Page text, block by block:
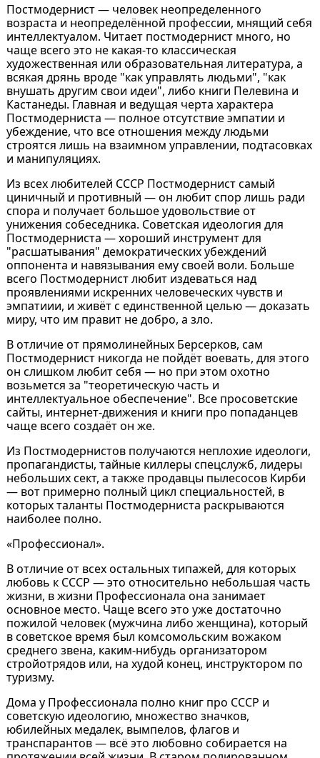
Постмодернист — человек неопределенного
возраста и неопределённой профессии, мнящий себя
интеллектуалом. Читает постмодернист много, но
чаще всего это не какая-то классическая
художественная или образовательная литература, а
всякая дрянь вроде "как управлять людьми", "как
внушать другим свои идеи", либо книги Пелевина и
Кастанеды. Главная и ведущая черта характера
Постмодерниста — полное отсутствие эмпатии и
убеждение, что все отношения между людьми
строятся лишь на взаимном управлении, подтасовках
и манипуляциях.
Из всех любителей СССР Постмодернист самый
циничный и противный — он любит спор лишь ради
спора и получает большое удовольствие от
унижения собеседника. Советская идеология для
Постмодерниста — хороший инструмент для
"расшатывания" демократических убеждений
оппонента и навязывания ему своей воли. Больше
всего Постмодернист любит издеваться над
проявлениями искренних человеческих чувств и
эмпатиии, и живёт с единственной целью — доказать
миру, что им правит не добро, а зло.
В отличие от прямолинейных Берсерков, сам
Постмодернист никогда не пойдёт воевать, для этого
он слишком любит себя — но при этом охотно
возьмется за "теоретическую часть и
интеллектуальное обеспечение". Все просоветские
сайты, интернет-движения и книги про попаданцев
чаще всего создаёт он же.
Из Постмодернистов получаются неплохие идеологи,
пропагандисты, тайные киллеры спецслужб, лидеры
небольших сект, а также продавцы пылесосов Кирби
— вот примерно полный цикл специальностей, в
которых таланты Постмодерниста раскрываются
наиболее полно.
«Профессионал».
В отличие от всех остальных типажей, для которых
любовь к СССР — это относительно небольшая часть
жизни, в жизни Профессионала она занимает
основное место. Чаще всего это уже достаточно
пожилой человек (мужчина либо женщина), который
в советское время был комсомольским вожаком
среднего звена, каким-нибудь организатором
стройотрядов или, на худой конец, инструктором по
туризму.
Дома у Профессионала полно книг про СССР и
советскую идеологию, множество значков,
юбилейных медалек, вымпелов, флагов и
транспарантов — всё это любовно собирается на